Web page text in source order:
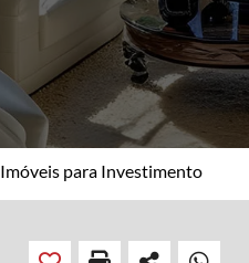
Imóveis para Investimento